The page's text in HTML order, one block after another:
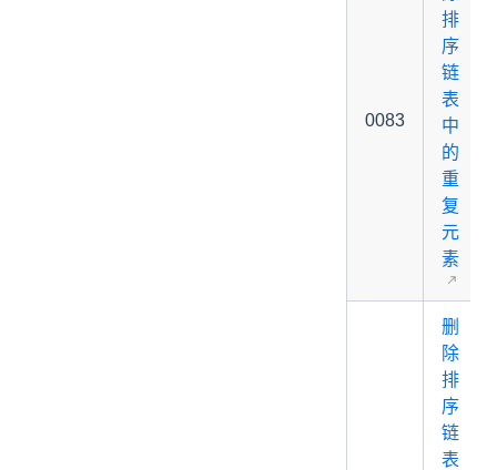
0083
排
序
链
表
中
的
重
复
元
素
删
除
排
序
链
表